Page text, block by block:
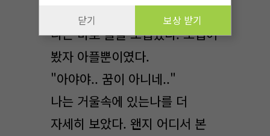
나는 바로 볼을 꼬집었다. 꼬집어
봤자 아플뿐이였다.
"아야야.. 꿈이 아니네.."
나는 거울속에 있는나를 더
자세히 보았다. 왠지 어디서 본
닫기 보상 받기